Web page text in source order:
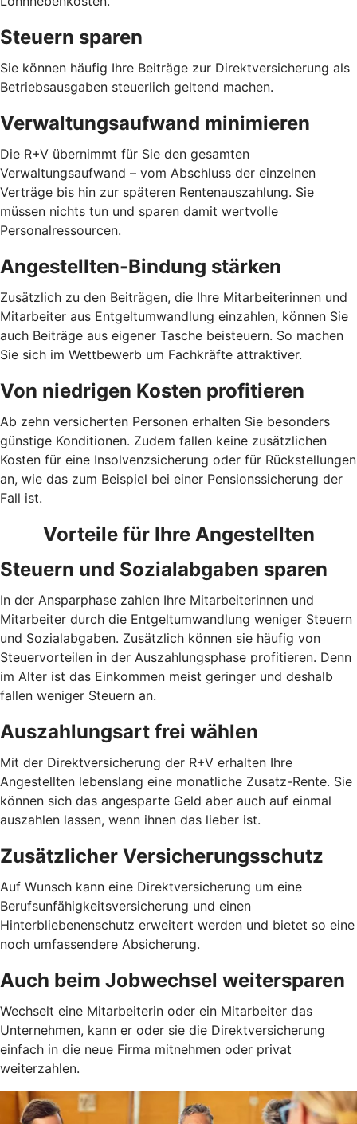
Steuern sparen
Sie können häufig Ihre Beiträge zur Direktversicherung als
Betriebsausgaben steuerlich geltend machen.
Verwaltungsaufwand minimieren
Die R+V übernimmt für Sie den gesamten
Verwaltungsaufwand – vom Abschluss der einzelnen
Verträge bis hin zur späteren Rentenauszahlung. Sie
müssen nichts tun und sparen damit wertvolle
Personalressourcen.
Angestellten-Bindung stärken
Zusätzlich zu den Beiträgen, die Ihre Mitarbeiterinnen und
Mitarbeiter aus Entgeltumwandlung einzahlen, können Sie
auch Beiträge aus eigener Tasche beisteuern. So machen
Sie sich im Wettbewerb um Fachkräfte attraktiver.
Von niedrigen Kosten profitieren
Ab zehn versicherten Personen erhalten Sie besonders
günstige Konditionen. Zudem fallen keine zusätzlichen
Kosten für eine Insolvenzsicherung oder für Rückstellungen
an, wie das zum Beispiel bei einer Pensionssicherung der
Fall ist.
Vorteile für Ihre Angestellten
Steuern und Sozialabgaben sparen
In der Ansparphase zahlen Ihre Mitarbeiterinnen und
Mitarbeiter durch die Entgeltumwandlung weniger Steuern
und Sozialabgaben. Zusätzlich können sie häufig von
Steuervorteilen in der Auszahlungsphase profitieren. Denn
im Alter ist das Einkommen meist geringer und deshalb
fallen weniger Steuern an.
Auszahlungsart frei wählen
Mit der Direktversicherung der R+V erhalten Ihre
Angestellten lebenslang eine monatliche Zusatz-Rente. Sie
können sich das angesparte Geld aber auch auf einmal
auszahlen lassen, wenn ihnen das lieber ist.
Zusätzlicher Versicherungsschutz
Auf Wunsch kann eine Direktversicherung um eine
Berufsunfähigkeitsversicherung und einen
Hinterbliebenenschutz erweitert werden und bietet so eine
noch umfassendere Absicherung.
Auch beim Jobwechsel weitersparen
Wechselt eine Mitarbeiterin oder ein Mitarbeiter das
Unternehmen, kann er oder sie die Direktversicherung
einfach in die neue Firma mitnehmen oder privat
weiterzahlen.